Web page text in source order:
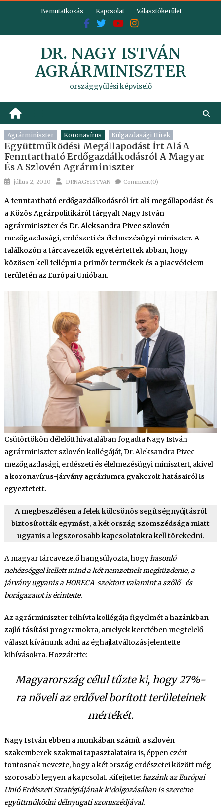
Bemutatkozás Kapcsolat Választókerület
DR. NAGY ISTVÁN
AGRÁRMINISZTER
országgyűlési képviselő
Agrárminiszter Koronavírus Külgazdasági Hírek
Együttműködési Megállapodást Írt Alá A
Fenntartható Erdőgazdálkodásról A Magyar
És A Szlovén Agrárminiszter
Posted
július 2, 2020 Author
DRNAGYISTVAN Comment(0)
A fenntartható erdőgazdálkodásról írt alá megállapodást és
a Közös Agrárpolitikáról tárgyalt Nagy István
agrárminiszter és Dr. Aleksandra Pivec szlovén
mezőgazdasági, erdészeti és élelmezésügyi miniszter. A
találkozón a tárcavezetők egyetértettek abban, hogy
közösen kell fellépni a primőr termékek és a piacvédelem
területén az Európai Unióban.
Csütörtökön délelőtt hivatalában fogadta Nagy István
agrárminiszter szlovén kollégáját, Dr. Aleksandra Pivec
mezőgazdasági, erdészeti és élelmezésügyi minisztert, akivel
akoronavírus-járvány agráriumra gyakorolt hatásairól is
egyeztetett.
A megbeszélésen a felek kölcsönös segítségnyújtásról
biztosították egymást, a két ország szomszédsága miatt
ugyanis a legszorosabb kapcsolatokra kell törekedni.
A magyar tárcavezető hangsúlyozta, hogyhasonló
nehézséggel kellett mind a két nemzetnek megküzdenie, a
járvány ugyanis a HORECA-szektort valamint a szőlő- és
borágazatot is érintette.
Az agrárminiszter felhívta kollégája figyelmét ahazánkban
zajló fásítási programokra, amelyek keretében megfelelő
választ kívánunk adni az éghajlatváltozás jelentette
kihívásokra. Hozzátette:
Magyarország célul tűzte ki, hogy 27%-
ra növeli az erdővel borított területeinek
mértékét.
Nagy István ebben a munkában számít a szlovén
szakemberek szakmai tapasztalatairais, éppen ezért
fontosnak nevezte, hogy a két ország erdészetei között még
szorosabb legyen a kapcsolat. Kifejtette:hazánk az Európai
Unió Erdészeti Stratégiájának kidolgozásában is szeretne
együttműködni délnyugati szomszédjával.